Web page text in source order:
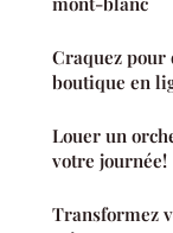
Craquez pour
boutique en
Louer un
votre journée!
Transformez